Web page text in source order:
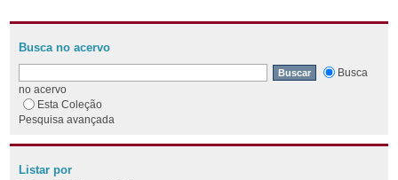
Busca no acervo
Busca
no acervo
Esta Coleção
Pesquisa avançada
Listar por